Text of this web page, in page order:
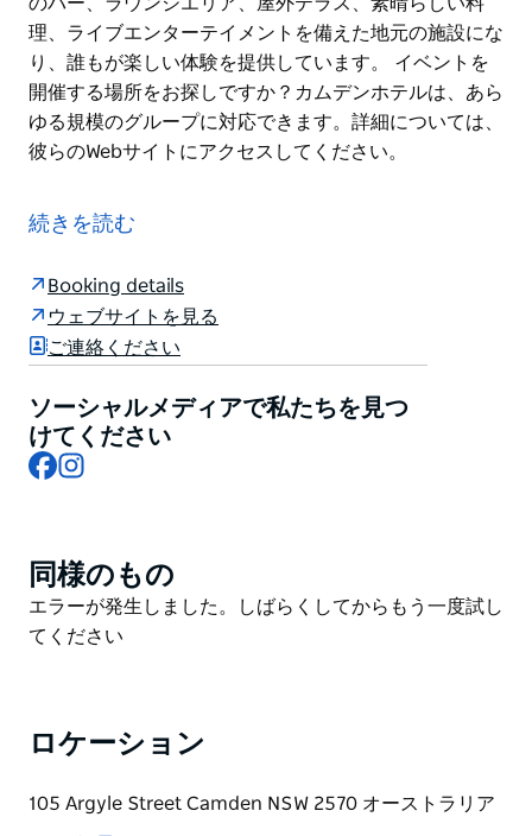
理、ライブエンターテイメントを備えた地元の施設にな
り、誰もが楽しい体験を提供しています。 イベントを
開催する場所をお探しですか？カムデンホテルは、あら
ゆる規模のグループに対応できます。詳細については、
彼らのWebサイトにアクセスしてください。
ありながらカジュアルな雰囲気を提供しています。複数
のバー、ラウンジエリア、屋外テラス、素晴らしい料
り、誰もが楽しい体験を提供しています。
イベントを開催する場所をお探しですか？カムデンホテ
ルは、あらゆる規模のグループに対応できます。詳細に
ついては、彼らのWebサイトにアクセスしてください。
続きを読む
Booking details
ウェブサイトを見る
ご連絡ください
ソーシャルメディアで私たちを見つ
けてください
Facebook
Product
List
同様のもの
Product
List
エラーが発生しました。しばらくしてからもう一度試し
てください
ロケーション
105 Argyle Street Camden NSW 2570 オーストラリア